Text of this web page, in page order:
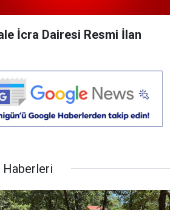
İcra Dairesi Resmi İlan
Haberleri